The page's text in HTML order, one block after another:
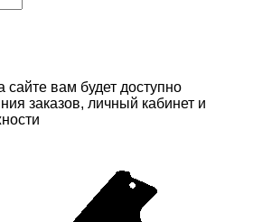
сайте вам будет доступно
заказов, личный кабинет и